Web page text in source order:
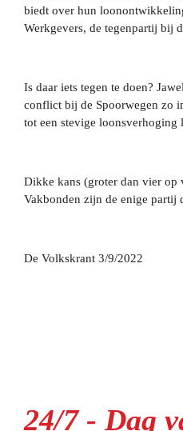
biedt over hun
Werkgevers, de tegenpartij bij
Is daar iets tegen te doen?
conflict bij de Spoorwegen zo
tot een stevige loonsverhoging
Dikke kans (groter dan vier op
Vakbonden zijn de enige partij
De Volkskrant 3/9/2022
24/7 - Dag